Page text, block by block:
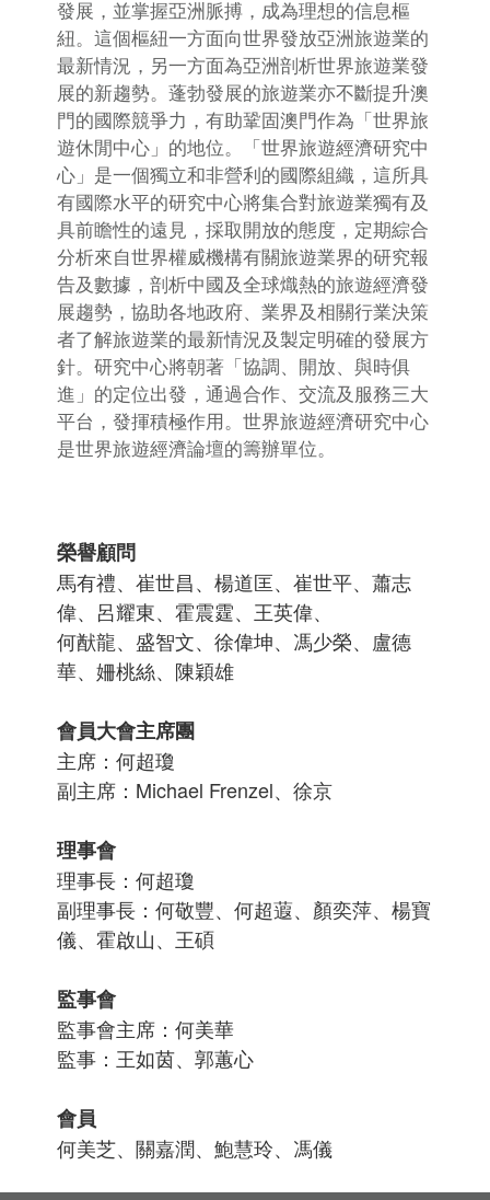
發展，並掌握亞洲脈搏，成為理想的信息樞
紐。這個樞紐一方面向世界發放亞洲旅遊業的
最新情況，另一方面為亞洲剖析世界旅遊業發
展的新趨勢。蓬勃發展的旅遊業亦不斷提升澳
門的國際競爭力，有助鞏固澳門作為「世界旅
遊休閒中心」的地位。「世界旅遊經濟研究中
心」是一個獨立和非營利的國際組織，這所具
有國際水平的研究中心將集合對旅遊業獨有及
具前瞻性的遠見，採取開放的態度，定期綜合
分析來自世界權威機構有關旅遊業界的研究報
告及數據，剖析中國及全球熾熱的旅遊經濟發
展趨勢，協助各地政府、業界及相關行業決策
者了解旅遊業的最新情況及製定明確的發展方
針。研究中心將朝著「協調、開放、與時俱
進」的定位出發，通過合作、交流及服務三大
平台，發揮積極作用。世界旅遊經濟研究中心
是世界旅遊經濟論壇的籌辦單位。
榮譽顧問
馬有禮、崔世昌、楊道匡、崔世平、蕭志
偉、呂耀東、霍震霆、王英偉、
何猷龍、盛智文、徐偉坤、馮少榮、盧德
華、姍桃絲、陳穎雄
會員大會主席團
主席：何超瓊
副主席：Michael Frenzel、徐京
理事會
理事長：何超瓊
副理事長：何敬豐、何超蕸、顏奕萍、楊寶
儀、霍啟山、王碩
監事會
監事會主席：何美華
監事：王如茵、郭蕙心
會員
何美芝、關嘉潤、鮑慧玲、馮儀